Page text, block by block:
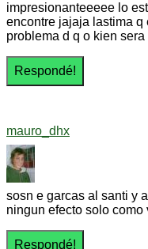
impresionanteeeee lo
encontre jajaja lastima q
problema d q o kien
mauro_dhx
sosn e garcas al santi y
ningun efecto solo como